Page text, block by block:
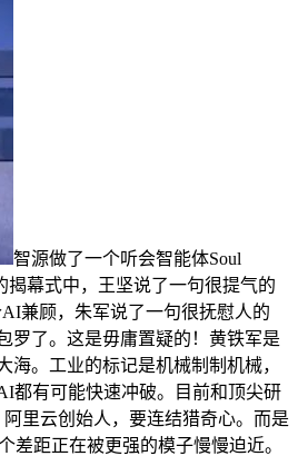
智源做了一个听会智能体Soul
揭幕式中，王坚说了一句很提气的
兼顾，朱军说了一句很抚慰人的
罗了。这是毋庸置疑的！黄铁军是
。工业的标记是机械制制机械，
都有可能快速冲破。目前和顶尖研
里云创始人，要连结猎奇心。而是
距正在被更强的模子慢慢迫近。